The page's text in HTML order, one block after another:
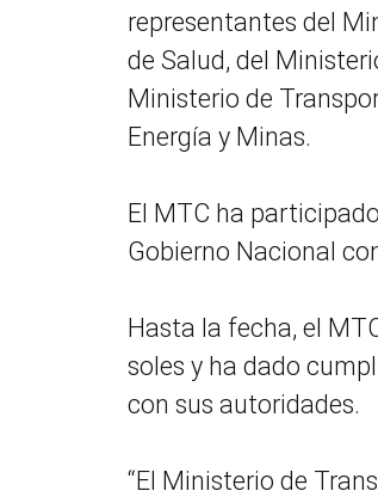
representantes del
de Salud, del
Ministerio de
Energía y Minas.
El MTC ha
Gobierno Nacional
Hasta la fecha, el
soles y ha dado
con sus autoridades.
“El Ministerio de